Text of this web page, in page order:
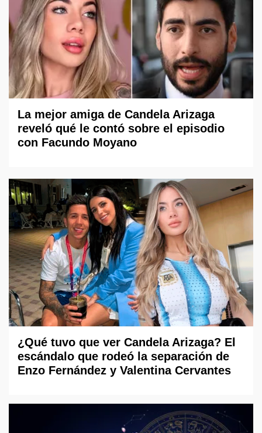
La mejor amiga de Candela Arizaga
reveló qué le contó sobre el episodio
con Facundo Moyano
¿Qué tuvo que ver Candela Arizaga? El
escándalo que rodeó la separación de
Enzo Fernández y Valentina Cervantes